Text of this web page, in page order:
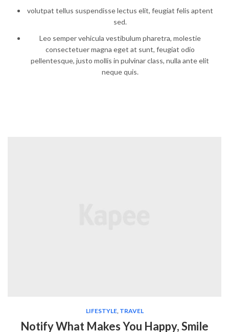
volutpat tellus suspendisse lectus elit, feugiat felis aptent
sed.
Leo semper vehicula vestibulum pharetra, molestie
consectetuer magna eget at sunt, feugiat odio
pellentesque, justo mollis in pulvinar class, nulla ante elit
neque quis.
LIFESTYLE, TRAVEL
Notify What Makes You Happy, Smile